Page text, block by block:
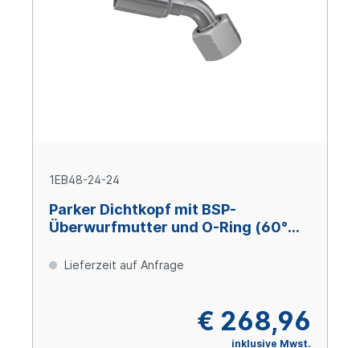
1EB48-24-24
Parker Dichtkopf mit BSP-
Überwurfmutter und O-Ring (60°
Lieferzeit auf Anfrage
€ 268,96
inklusive Mwst.